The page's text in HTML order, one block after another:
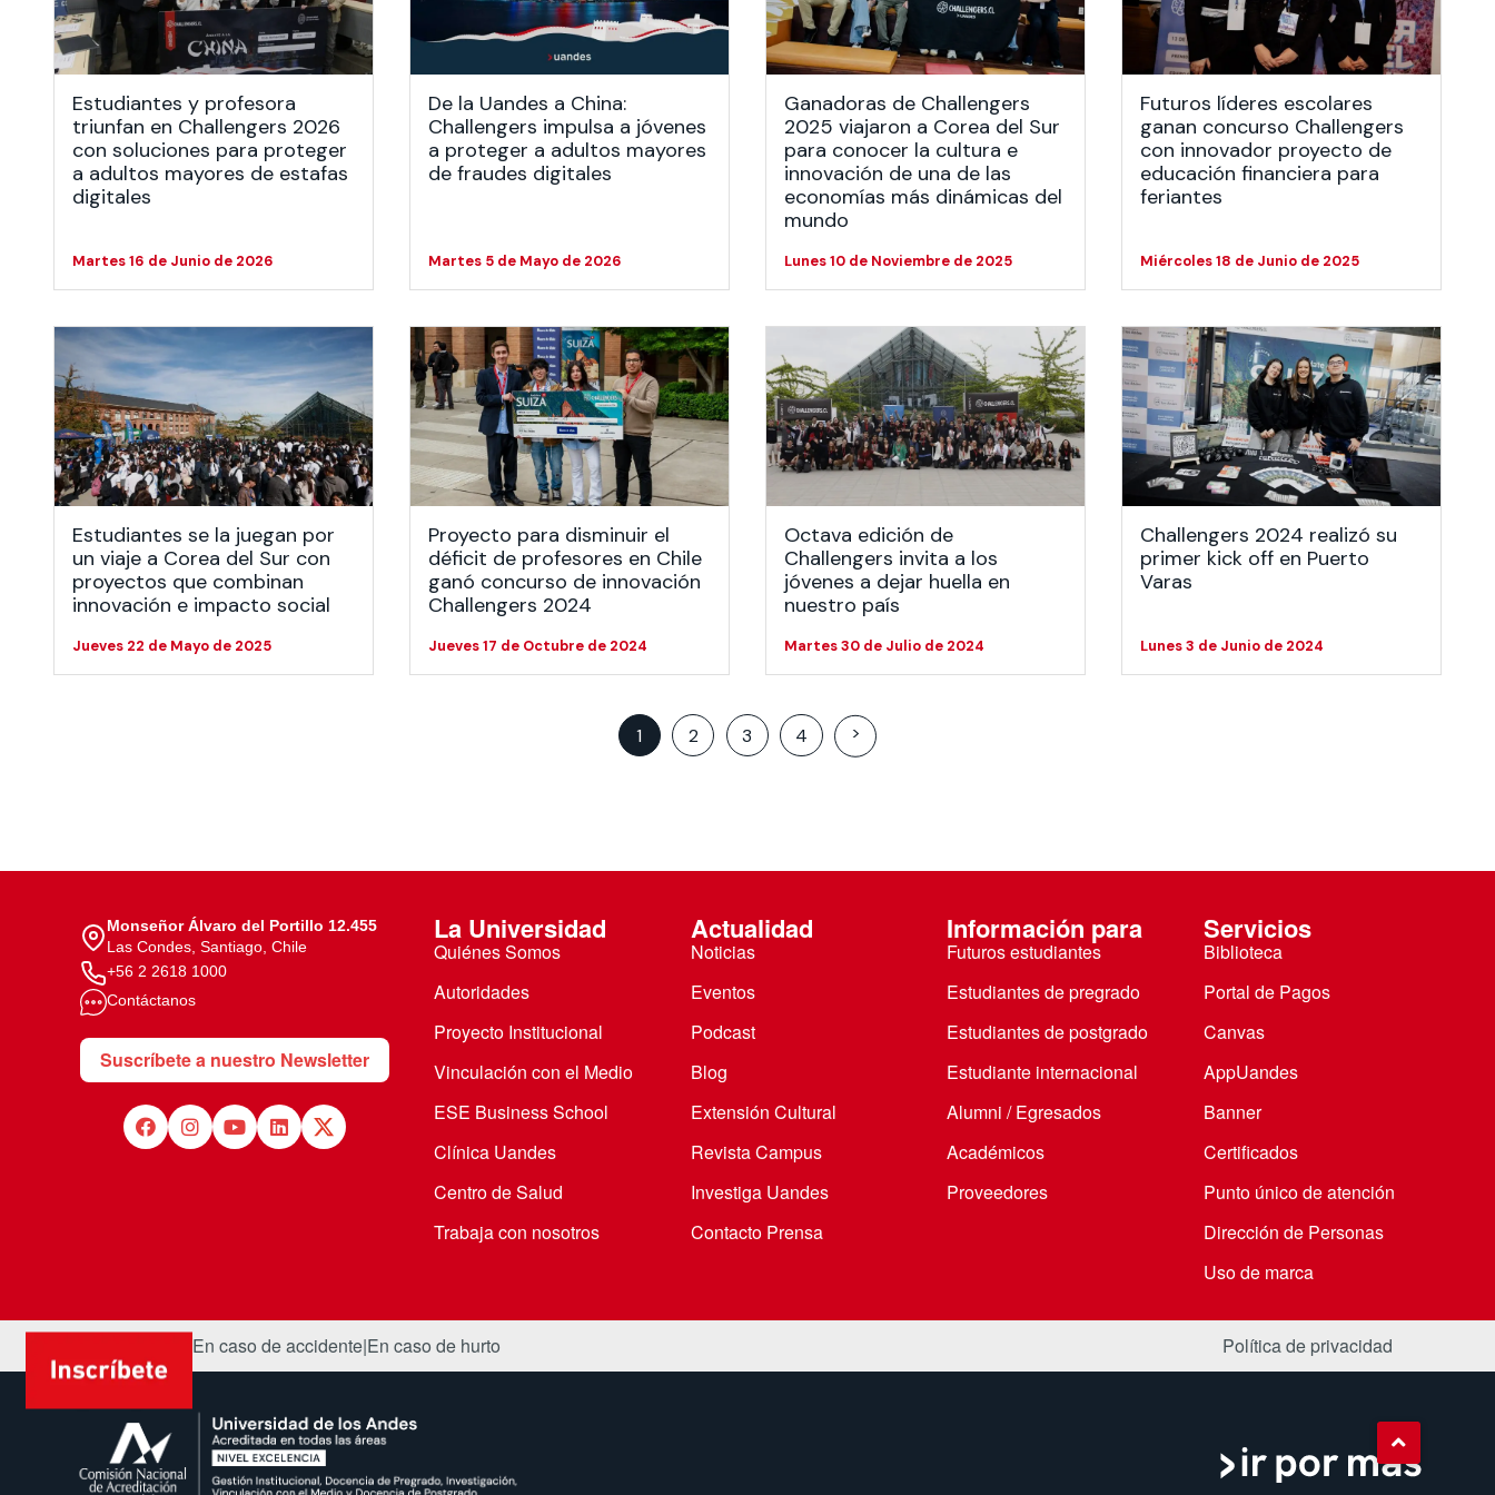
Te puede interesar:International students
Te puede interesar:Explora el campus Uandes Noticias estudiantiles
Estudiantes y profesora
triunfan en Challengers 2026
con soluciones para proteger
a adultos mayores de estafas
digitales
Martes 16 de Junio de 2026
De la Uandes a China:
Challengers impulsa a jóvenes
a proteger a adultos mayores
de fraudes digitales
Martes 5 de Mayo de 2026
Ganadoras de Challengers
2025 viajaron a Corea del Sur
para conocer la cultura e
innovación de una de las
economías más dinámicas del
mundo
Lunes 10 de Noviembre de 2025
Futuros líderes escolares
ganan concurso Challengers
con innovador proyecto de
educación financiera para
feriantes
Miércoles 18 de Junio de 2025
Estudiantes se la juegan por
un viaje a Corea del Sur con
proyectos que combinan
innovación e impacto social
Jueves 22 de Mayo de 2025
Proyecto para disminuir el
déficit de profesores en Chile
ganó concurso de innovación
Challengers 2024
Jueves 17 de Octubre de 2024
Octava edición de
Challengers invita a los
jóvenes a dejar huella en
nuestro país
Martes 30 de Julio de 2024
Challengers 2024 realizó su
primer kick off en Puerto
Varas
Lunes 3 de Junio de 2024
Posts
1 2 3 4 >
Monseñor Álvaro del Portillo 12.455
Las Condes, Santiago, Chile
+56 2 2618 1000
Contáctanos
Suscríbete a nuestro Newsletter
La Universidad
Quiénes Somos
Autoridades
Proyecto Institucional
Vinculación con el Medio
ESE Business School
Clínica Uandes
Centro de Salud
Trabaja con nosotros
Actualidad
Noticias
Eventos
Podcast
Blog
Extensión Cultural
Revista Campus
Investiga Uandes
Contacto Prensa
Información para
Futuros estudiantes
Estudiantes de pregrado
Estudiantes de postgrado
Estudiante internacional
Alumni / Egresados
Académicos
Proveedores
Servicios
Biblioteca
Portal de Pagos
Canvas
AppUandes
Banner
Certificados
Punto único de atención
Dirección de Personas
Uso de marca
En caso de accidente|En caso de hurto Política de privacidad